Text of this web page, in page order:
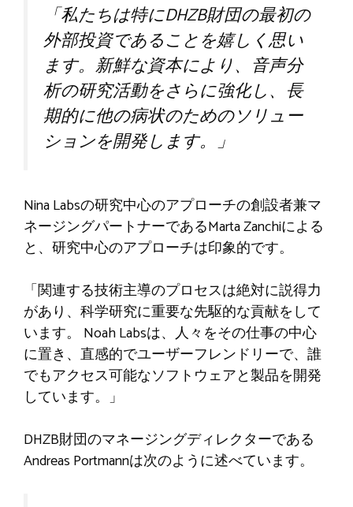
「私たちは特にDHZB財団の最初の
外部投資であることを嬉しく思い
ます。新鮮な資本により、音声分
析の研究活動をさらに強化し、長
期的に他の病状のためのソリュー
ションを開発します。」
Nina Labsの研究中心のアプローチの創設者兼マ
ネージングパートナーであるMarta Zanchiによる
と、研究中心のアプローチは印象的です。
「関連する技術主導のプロセスは絶対に説得力
があり、科学研究に重要な先駆的な貢献をして
います。 Noah Labsは、人々をその仕事の中心
に置き、直感的でユーザーフレンドリーで、誰
でもアクセス可能なソフトウェアと製品を開発
しています。」
DHZB財団のマネージングディレクターである
Andreas Portmannは次のように述べています。